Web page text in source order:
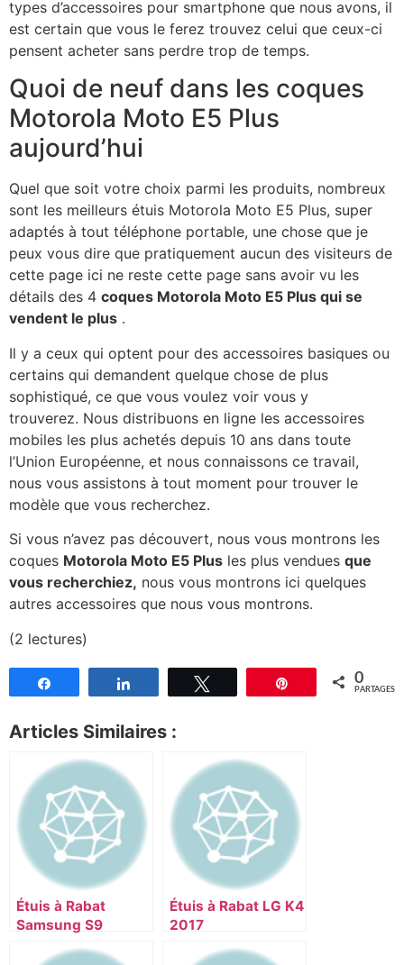
types d’accessoires pour smartphone que nous avons, il
est certain que vous le ferez trouvez celui que ceux-ci
pensent acheter sans perdre trop de temps.
Quoi de neuf dans les coques
Motorola Moto E5 Plus
aujourd’hui
Quel que soit votre choix parmi les produits, nombreux
sont les meilleurs étuis Motorola Moto E5 Plus, super
adaptés à tout téléphone portable, une chose que je
peux vous dire que pratiquement aucun des visiteurs de
cette page ici ne reste cette page sans avoir vu les
détails des 4 coques Motorola Moto E5 Plus qui se
vendent le plus .
Il y a ceux qui optent pour des accessoires basiques ou
certains qui demandent quelque chose de plus
sophistiqué, ce que vous voulez voir vous y
trouverez. Nous distribuons en ligne les accessoires
mobiles les plus achetés depuis 10 ans dans toute
l’Union Européenne, et nous connaissons ce travail,
nous vous assistons à tout moment pour trouver le
modèle que vous recherchez.
Si vous n’avez pas découvert, nous vous montrons les
coques Motorola Moto E5 Plus les plus vendues que
vous recherchiez, nous vous montrons ici quelques
autres accessoires que nous vous montrons.
(2 lectures)
Épingle 0
PARTAGES
Articles Similaires :
Étuis à Rabat
Samsung S9
Étuis à Rabat LG K4
2017